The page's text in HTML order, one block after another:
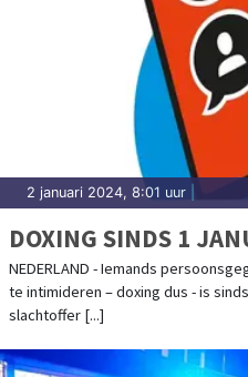
2 januari 2024, 8:01 uur
DOXING SINDS 1
NEDERLAND - Iemands
te intimideren – doxing dus - is
slachtoffer [...]